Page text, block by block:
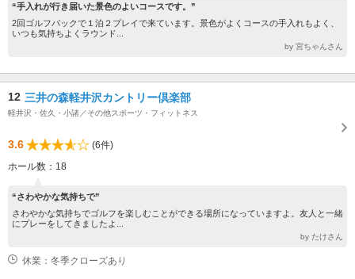
“手入れが行き届いた景色のよいコースです。”
2回ゴルフパックで１泊２プレイで来ています。景色がよくコースの手入れもよく、
いつも気持ちよくラウンド...
by 宮ちゃんさん
12 三井の森軽井沢カントリー倶楽部
軽井沢・佐久・小諸／その他スポーツ・フィットネス
3.6
(6件)
ホール数：18
“さわやかな気持ちで”
さわやかな気持ちでゴルフを楽しむことができる場所になっていますよ。友人と一緒
にプレーをしてきましたよ...
by たけさん
休業：冬季クローズあり